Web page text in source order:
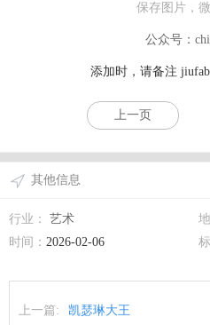
保存图片，
公众号：
添加时，请备注
上一页
其他信息
行业： 艺术
时间： 2026-02-06
上一篇: 凯瑟琳大王